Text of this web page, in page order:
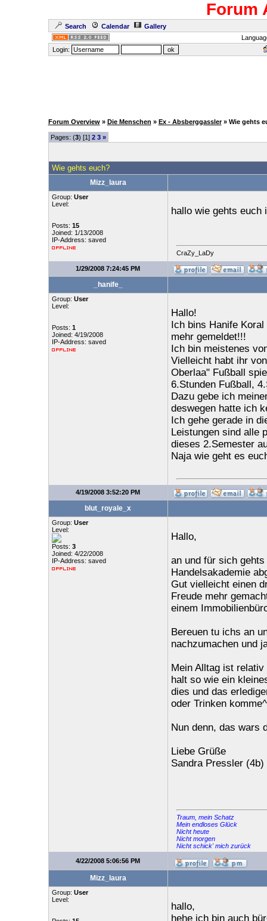
Forum
Search Calendar
Gallery
Login:
Forum Overview » Die Menschen » Ex - Absberggassler » Wie gehts
Pages: (3) [1] 2 3 »
Wie gehts euch?
Mizz_laura
Group: User
Level:
Posts: 15
Joined: 1/13/2008
IP-Address: saved
hallo wie gehts euch
CraZy_LaDy
1/29/2008 7:24:45 PM
_hanife_
Group: User
Level:
Posts: 1
Joined: 4/19/2008
IP-Address: saved
Hallo!
Ich bins Hanife
mehr gemeldet!!!
Ich bin meistenes
Vielleicht habt ihr
Oberlaa" Fußball
6.Stunden Fußball,
Dazu gebe ich
deswegen hatte ich
Ich gehe gerade in
Leistungen sind alle
dieses 2.Semester
Naja wie geht es
4/19/2008 3:52:20 PM
blut_royale_x
Group: User
Level:
Posts: 3
Joined: 4/22/2008
IP-Address: saved
Hallo,
an und für sich
Handelsakademie
Gut vielleicht einen
Freude mehr
einem
Bereuen tu ichs an
nachzumachen und
Mein Alltag ist
halt so wie ein
dies und das
oder Trinken
Nun denn, das wars
Liebe Grüße
Sandra Pressler (4b)
Traum, mein Schatz
Mein endloses Glück
Nicht heute
Nicht morgen
Nicht schick' mich zurück
4/22/2008 5:06:56 PM
Mizz_laura
Group: User
Level:
hallo,
hehe ich bin auch